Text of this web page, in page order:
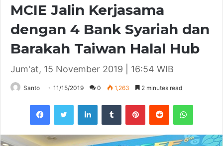
MCIE Jalin Kerjasama
dengan 4 Bank Syariah dan
Barakah Taiwan Halal Hub
Jum'at, 15 November 2019 | 16:54 WIB
Santo 11/15/2019 0 1,263 2 minutes read
FacebookTwitter LinkedInTumblr PinterestReddit